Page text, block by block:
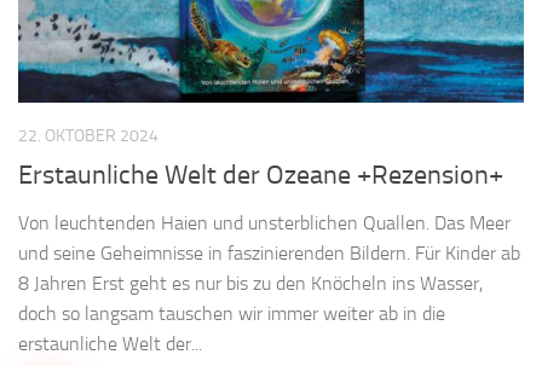
22. OKTOBER 2024
Erstaunliche Welt der Ozeane +Rezension+
Von leuchtenden Haien und unsterblichen Quallen. Das Meer
und seine Geheimnisse in faszinierenden Bildern. Für Kinder ab
8 Jahren Erst geht es nur bis zu den Knöcheln ins Wasser,
doch so langsam tauschen wir immer weiter ab in die
erstaunliche Welt der...